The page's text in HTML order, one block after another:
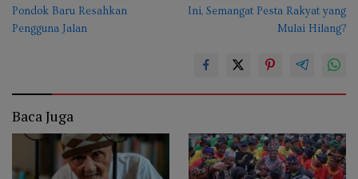
Pondok Baru Resahkan
Pengguna Jalan
Ini, Semangat Pesta Rakyat yang
Mulai Hilang?
Baca Juga